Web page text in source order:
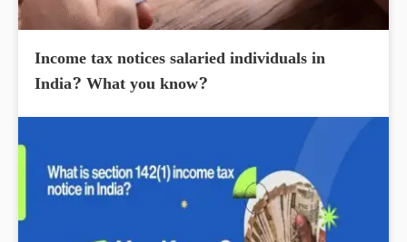
Income tax notices salaried individuals in
India? What you know?